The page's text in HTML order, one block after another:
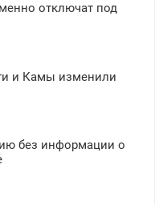
отключат под
и Камы изменили
без информации о